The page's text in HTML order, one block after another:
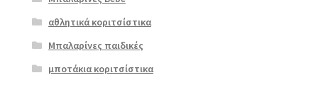
αθλητικά κοριτσίστικα
Μπαλαρίνες παιδικές
μποτάκια κοριτσίστικα